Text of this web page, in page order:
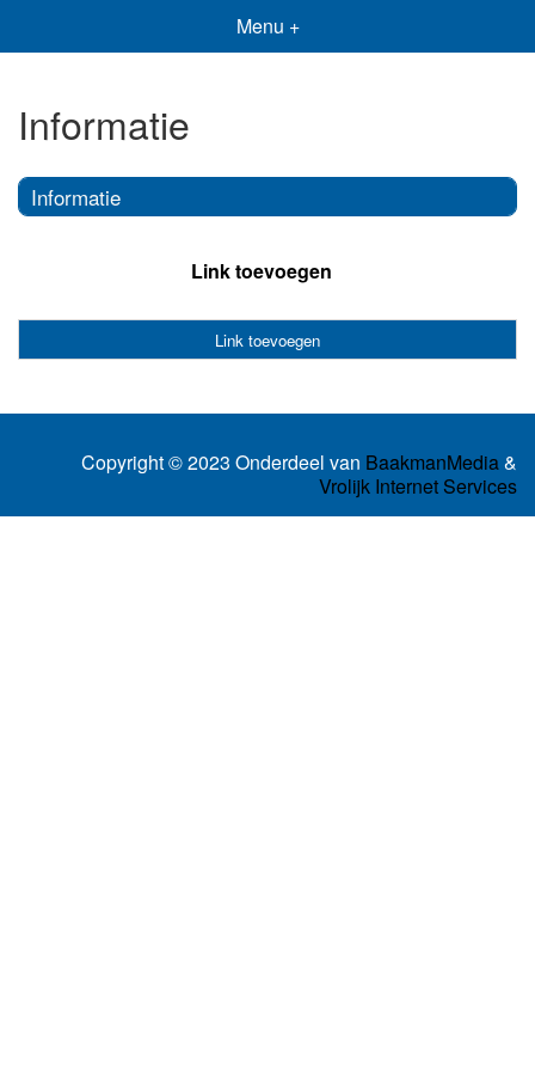
Menu +
Informatie
Informatie
Link toevoegen
Link toevoegen
Copyright © 2023 Onderdeel van BaakmanMedia&
Vrolijk Internet Services